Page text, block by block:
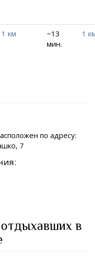
1 км
~13
мин.
1
по адресу:
7
в